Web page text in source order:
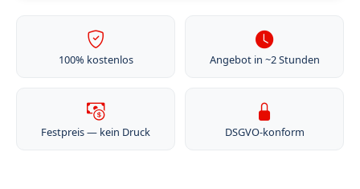
100% kostenlos Angebot in ~2 Stunden
Festpreis — kein Druck DSGVO-konform